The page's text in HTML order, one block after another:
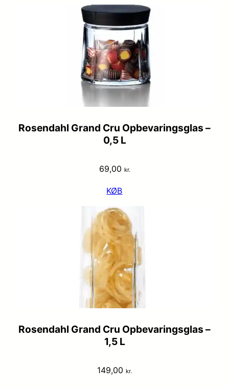
Rosendahl Grand Cru Opbevaringsglas –
0,5 L
69,00 kr.
KØB
Rosendahl Grand Cru Opbevaringsglas –
1,5 L
149,00 kr.